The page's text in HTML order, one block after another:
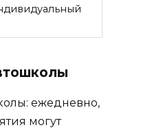
ежедневно,
могут